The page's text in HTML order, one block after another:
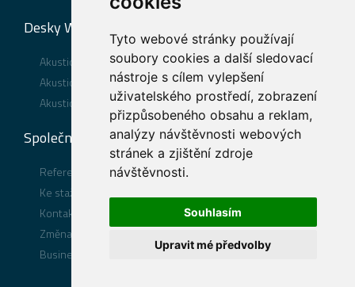
Tyto webové stránky používají
soubory cookies a další sledovací
nástroje s cílem vylepšení
uživatelského prostředí, zobrazení
přizpůsobeného obsahu a reklam,
analýzy návštěvnosti webových
stránek a zjištění zdroje
návštěvnosti.
Souhlasím
Upravit mé předvolby
Desky WOLF®
Akustické desky WOLF PhoneStar® TRI
Akustické desky WOLF PhoneStar® ST TRI
Akustické desky WOLF PhoneStar® TWIN
Společnost
Reference
Ke stažení
Kontakt
Změna nastavení souhlasu
Business Compliance CIUR